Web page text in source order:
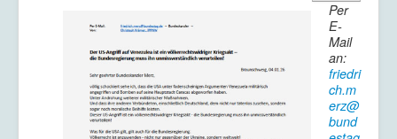
Per
E-
Mail
an:
friedri
ch.m
erz@
bund